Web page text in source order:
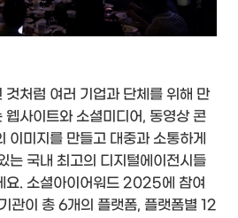
것처럼 여러 기업과 단체를 위해 만
웹사이트와 소셜미디어, 동영상 콘
이미지를 만들고 대중과 소통하게
는 국내 최고의 디지털에이전시들
요. 소셜아이어워드 2025에 참여
관이 총 6개의 플랫폼, 플랫폼별 12